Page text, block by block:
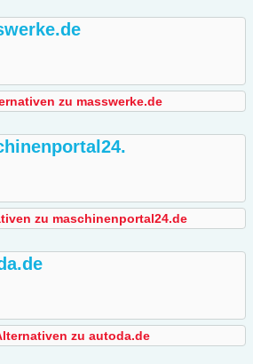
zu masswerke.de
zu maschinenportal24.de
zu autoda.de